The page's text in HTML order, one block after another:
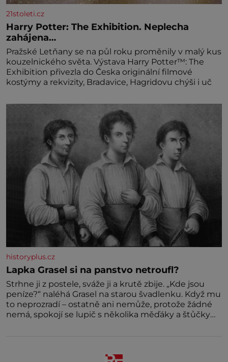
21stoleti.cz
Harry Potter: The Exhibition. Neplecha
zahájena…
Pražské Letňany se na půl roku proměnily v malý kus
kouzelnického světa. Výstava Harry Potter™: The
Exhibition přivezla do Česka originální filmové
kostýmy a rekvizity, Bradavice, Hagridovu chýši i uč
historyplus.cz
Lapka Grasel si na panstvo netroufl?
Strhne ji z postele, sváže ji a krutě zbije. „Kde jsou
peníze?“ naléhá Grasel na starou švadlenku. Když mu
to neprozradí – ostatně ani nemůže, protože žádné
nemá, spokojí se lupič s několika měďáky a štůčky